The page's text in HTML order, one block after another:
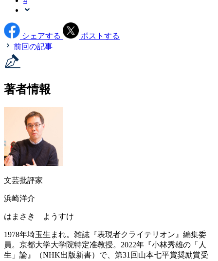
シェアする
ポストする
前回の記事
著者情報
文芸批評家
浜崎洋介
はまさき ようすけ
1978年埼玉生まれ。雑誌『表現者クライテリオン』編集委
員。京都大学大学院特定准教授。2022年『小林秀雄の「人
生」論』（NHK出版新書）で、第31回山本七平賞奨励賞受